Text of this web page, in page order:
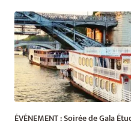
ÉVÉNEMENT : Soirée de Gala